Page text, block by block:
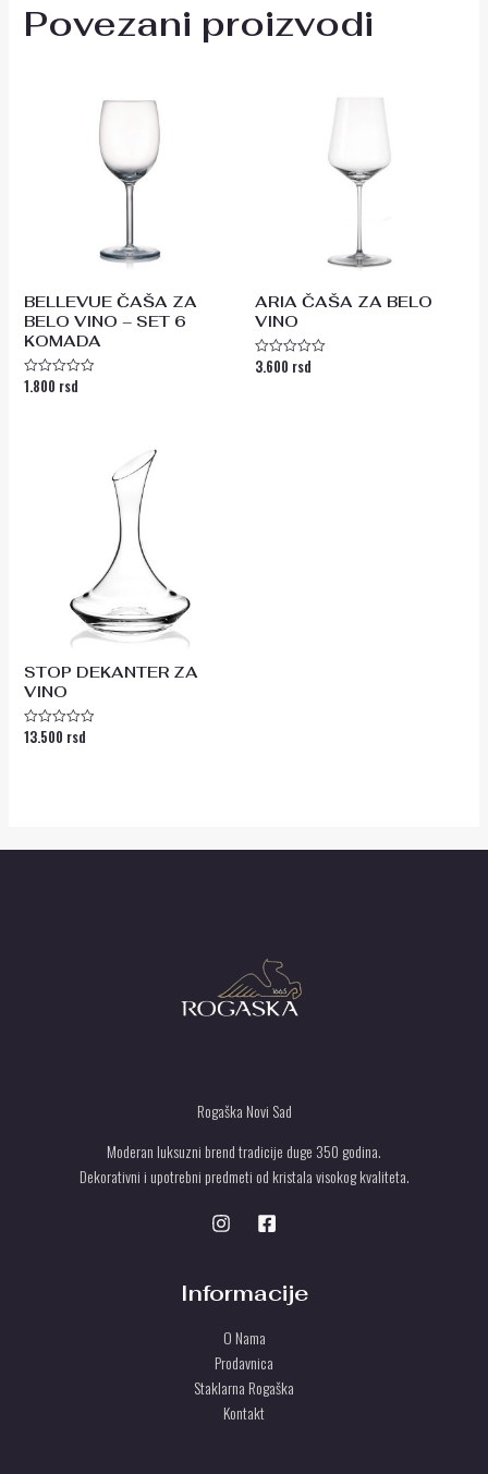
Povezani proizvodi
BELLEVUE ČAŠA ZA
BELO VINO – SET 6
KOMADA
Ocenjeno
1.800 rsd
ARIA ČAŠA ZA BELO
VINO
Ocenjeno
3.600 rsd
STOP DEKANTER ZA
VINO
Ocenjeno
13.500 rsd
Rogaška Novi Sad
Moderan luksuzni brend tradicije duge 350 godina.
Dekorativni i upotrebni predmeti od kristala visokog kvaliteta.
Informacije
O Nama
Prodavnica
Staklarna Rogaška
Kontakt